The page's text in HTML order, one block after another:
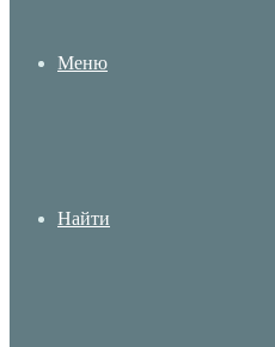
Меню
Найти